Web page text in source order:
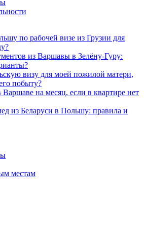
по рабочей визе из Грузии для
из Варшавы в Зелёну-Гуру:
визу для моей пожилой матери,
побыту?
на месяц, если в квартире нет
из Беларуси в Польшу: правила и
местам